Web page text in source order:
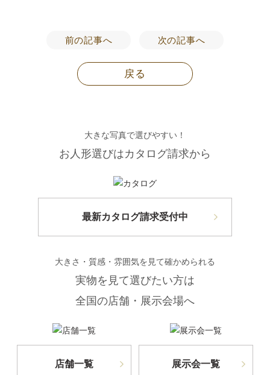
前の記事へ 次の記事へ
戻る
大きな写真で選びやすい！
お人形選びはカタログ請求から
最新カタログ請求受付中
大きさ・質感・雰囲気を見て確かめられる
実物を見て選びたい方は
全国の店舗・展示会場へ
店舗一覧 展示会一覧